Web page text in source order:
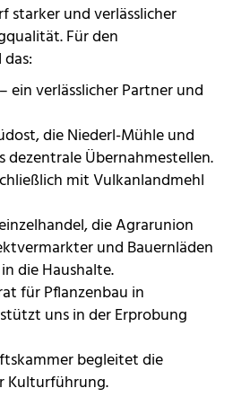
starker und verlässlicher
Für den
ein verlässlicher Partner und
die Niederl-Mühle und
dezentrale Übernahmestellen.
mit Vulkanlandmehl
die Agrarunion
und Bauernläden
die Haushalte.
für Pflanzenbau in
uns in der Erprobung
begleitet die
Kulturführung.